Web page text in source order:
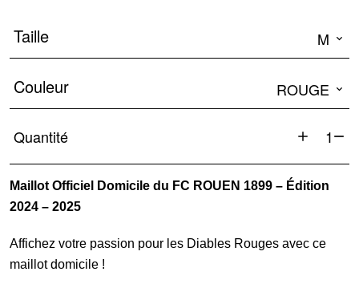
Taille M
Couleur ROUGE
Quantité
de
Maillot
Officiel
Maillot Officiel Domicile du FC ROUEN 1899 – Édition
2024 – 2025
Affichez votre passion pour les Diables Rouges avec ce
maillot domicile !